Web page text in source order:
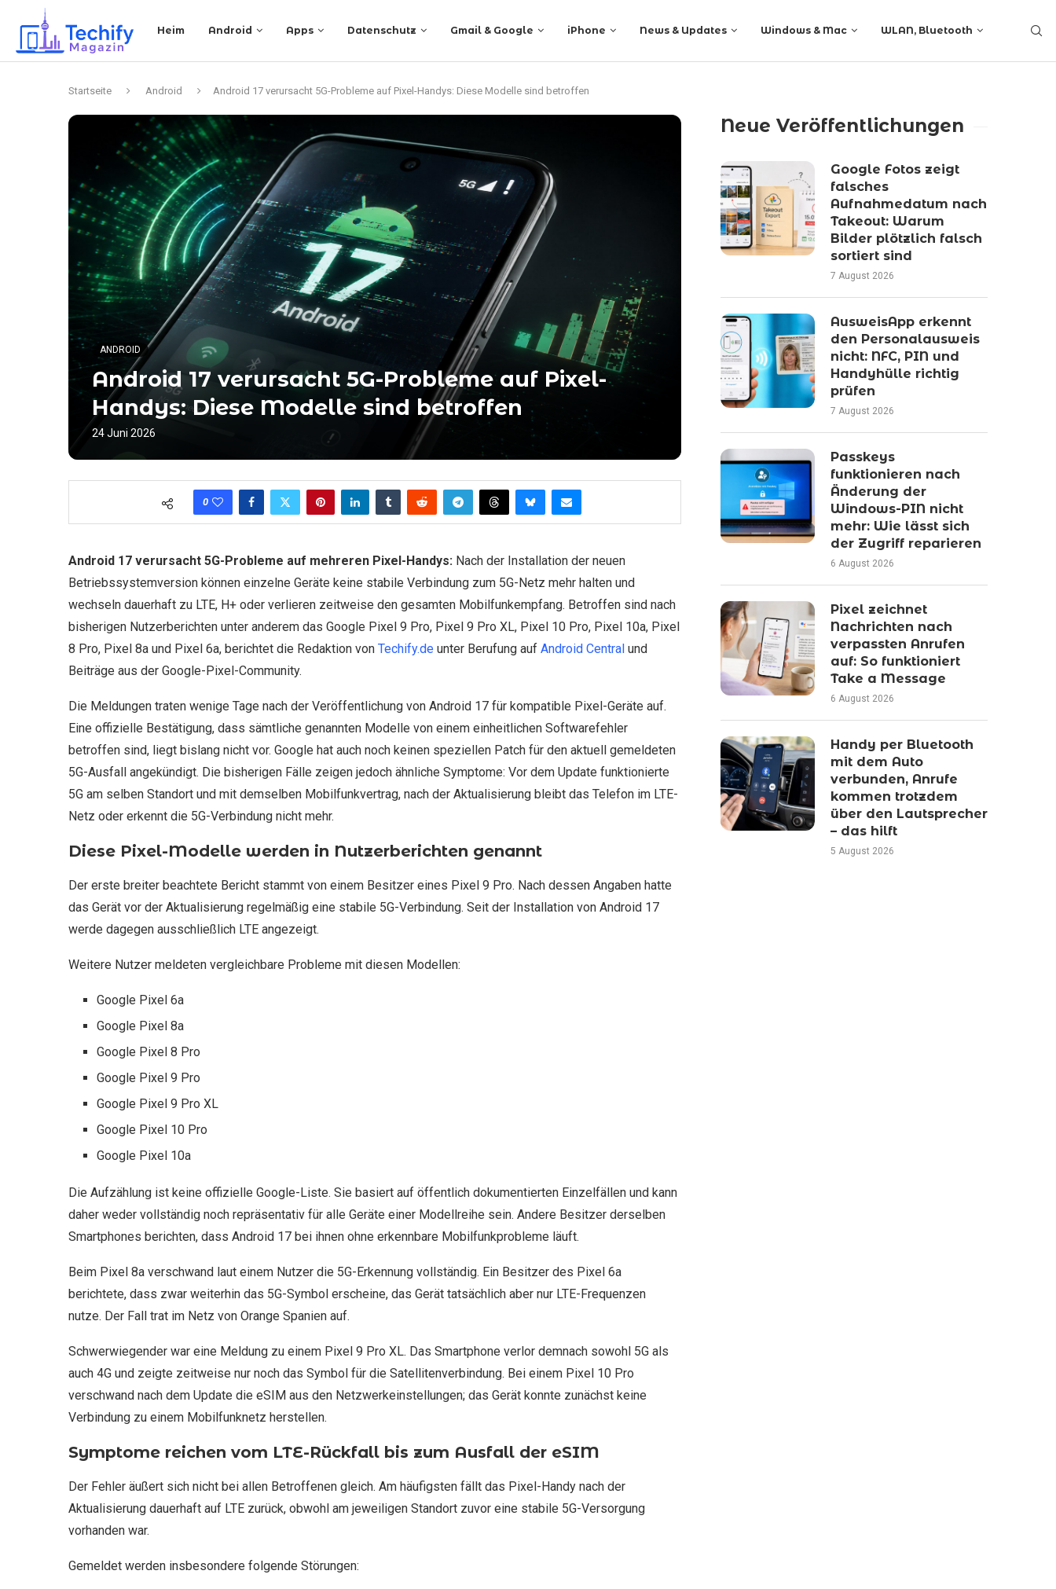
Heim Android Apps Datenschutz Gmail & Google iPhone News & Updates Windows & Mac WLAN, Bluetooth
Startseite Android Android 17 verursacht 5G-Probleme auf Pixel-Handys: Diese Modelle sind betroffen
ANDROID
Android 17 verursacht 5G-Probleme auf Pixel-
Handys: Diese Modelle sind betroffen
24 Juni 2026
0
Android 17 verursacht 5G-Probleme auf mehreren Pixel-Handys: Nach der Installation der neuen
Betriebssystemversion können einzelne Geräte keine stabile Verbindung zum 5G-Netz mehr halten und
wechseln dauerhaft zu LTE, H+ oder verlieren zeitweise den gesamten Mobilfunkempfang. Betroffen sind nach
bisherigen Nutzerberichten unter anderem das Google Pixel 9 Pro, Pixel 9 Pro XL, Pixel 10 Pro, Pixel 10a, Pixel
8 Pro, Pixel 8a und Pixel 6a, berichtet die Redaktion von Techify.de unter Berufung auf Android Central und
Beiträge aus der Google-Pixel-Community.
Die Meldungen traten wenige Tage nach der Veröffentlichung von Android 17 für kompatible Pixel-Geräte auf.
Eine offizielle Bestätigung, dass sämtliche genannten Modelle von einem einheitlichen Softwarefehler
betroffen sind, liegt bislang nicht vor. Google hat auch noch keinen speziellen Patch für den aktuell gemeldeten
5G-Ausfall angekündigt. Die bisherigen Fälle zeigen jedoch ähnliche Symptome: Vor dem Update funktionierte
5G am selben Standort und mit demselben Mobilfunkvertrag, nach der Aktualisierung bleibt das Telefon im LTE-
Netz oder erkennt die 5G-Verbindung nicht mehr.
Diese Pixel-Modelle werden in Nutzerberichten genannt
Der erste breiter beachtete Bericht stammt von einem Besitzer eines Pixel 9 Pro. Nach dessen Angaben hatte
das Gerät vor der Aktualisierung regelmäßig eine stabile 5G-Verbindung. Seit der Installation von Android 17
werde dagegen ausschließlich LTE angezeigt.
Weitere Nutzer meldeten vergleichbare Probleme mit diesen Modellen:
Google Pixel 6a
Google Pixel 8a
Google Pixel 8 Pro
Google Pixel 9 Pro
Google Pixel 9 Pro XL
Google Pixel 10 Pro
Google Pixel 10a
Die Aufzählung ist keine offizielle Google-Liste. Sie basiert auf öffentlich dokumentierten Einzelfällen und kann
daher weder vollständig noch repräsentativ für alle Geräte einer Modellreihe sein. Andere Besitzer derselben
Smartphones berichten, dass Android 17 bei ihnen ohne erkennbare Mobilfunkprobleme läuft.
Beim Pixel 8a verschwand laut einem Nutzer die 5G-Erkennung vollständig. Ein Besitzer des Pixel 6a
berichtete, dass zwar weiterhin das 5G-Symbol erscheine, das Gerät tatsächlich aber nur LTE-Frequenzen
nutze. Der Fall trat im Netz von Orange Spanien auf.
Schwerwiegender war eine Meldung zu einem Pixel 9 Pro XL. Das Smartphone verlor demnach sowohl 5G als
auch 4G und zeigte zeitweise nur noch das Symbol für die Satellitenverbindung. Bei einem Pixel 10 Pro
verschwand nach dem Update die eSIM aus den Netzwerkeinstellungen; das Gerät konnte zunächst keine
Verbindung zu einem Mobilfunknetz herstellen.
Symptome reichen vom LTE-Rückfall bis zum Ausfall der eSIM
Der Fehler äußert sich nicht bei allen Betroffenen gleich. Am häufigsten fällt das Pixel-Handy nach der
Aktualisierung dauerhaft auf LTE zurück, obwohl am jeweiligen Standort zuvor eine stabile 5G-Versorgung
vorhanden war.
Gemeldet werden insbesondere folgende Störungen:
Neue Veröffentlichungen
Google Fotos zeigt
falsches
Aufnahmedatum nach
Takeout: Warum
Bilder plötzlich falsch
sortiert sind
7 August 2026
AusweisApp erkennt
den Personalausweis
nicht: NFC, PIN und
Handyhülle richtig
prüfen
7 August 2026
Passkeys
funktionieren nach
Änderung der
Windows-PIN nicht
mehr: Wie lässt sich
der Zugriff reparieren
6 August 2026
Pixel zeichnet
Nachrichten nach
verpassten Anrufen
auf: So funktioniert
Take a Message
6 August 2026
Handy per Bluetooth
mit dem Auto
verbunden, Anrufe
kommen trotzdem
über den Lautsprecher
– das hilft
5 August 2026